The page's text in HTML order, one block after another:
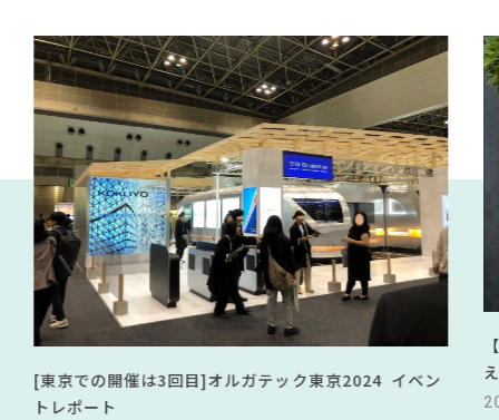
[東京での開催は3回目]オルガテック東京2024 イベン
トレポート